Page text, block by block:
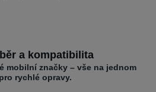
a kompatibilita
mobilní značky – vše na jednom
rychlé opravy.